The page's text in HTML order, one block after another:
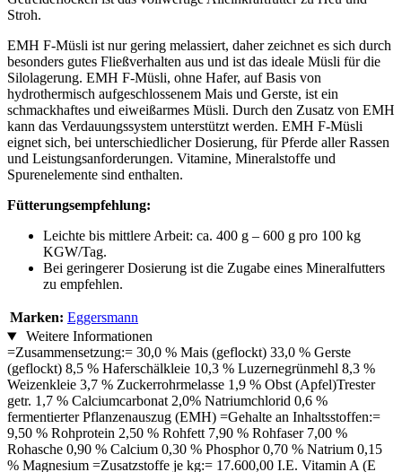
Stroh.
EMH F-Müsli ist nur gering melassiert, daher zeichnet es sich durch
besonders gutes Fließverhalten aus und ist das ideale Müsli für die
Silolagerung. EMH F-Müsli, ohne Hafer, auf Basis von
hydrothermisch aufgeschlossenem Mais und Gerste, ist ein
schmackhaftes und eiweißarmes Müsli. Durch den Zusatz von EMH
kann das Verdauungssystem unterstützt werden. EMH F-Müsli
eignet sich, bei unterschiedlicher Dosierung, für Pferde aller Rassen
und Leistungsanforderungen. Vitamine, Mineralstoffe und
Spurenelemente sind enthalten.
Fütterungsempfehlung:
Leichte bis mittlere Arbeit: ca. 400 g – 600 g pro 100 kg
KGW/Tag.
Bei geringerer Dosierung ist die Zugabe eines Mineralfutters
zu empfehlen.
Marken: Eggersmann
Weitere Informationen
=Zusammensetzung:= 30,0 % Mais (geflockt) 33,0 % Gerste
(geflockt) 8,5 % Haferschälkleie 10,3 % Luzernegrünmehl 8,3 %
Weizenkleie 3,7 % Zuckerrohrmelasse 1,9 % Obst (Apfel)Trester
getr. 1,7 % Calciumcarbonat 2,0% Natriumchlorid 0,6 %
fermentierter Pflanzenauszug (EMH) =Gehalte an Inhaltsstoffen:=
9,50 % Rohprotein 2,50 % Rohfett 7,90 % Rohfaser 7,00 %
Rohasche 0,90 % Calcium 0,30 % Phosphor 0,70 % Natrium 0,15
% Magnesium =Zusatzstoffe je kg:= 17.600,00 I.E. Vitamin A (E